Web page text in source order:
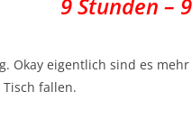
9 Stunden –
Okay eigentlich sind es
fallen.